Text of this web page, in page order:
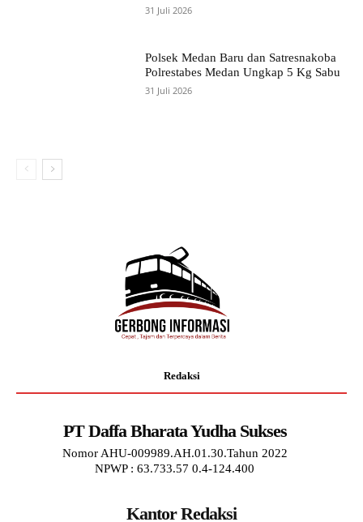
31 Juli 2026
Polsek Medan Baru dan Satresnakoba
Polrestabes Medan Ungkap 5 Kg Sabu
31 Juli 2026
Redaksi
PT Daffa Bharata Yudha Sukses
Nomor AHU-009989.AH.01.30.Tahun 2022
NPWP : 63.733.57 0.4-124.400
Kantor Redaksi